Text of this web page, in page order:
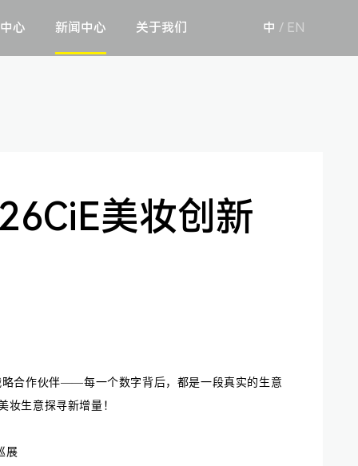
心 新闻中心 关于我们 中 / EN
美妆创新
略合作伙伴——每一个数字背后，都是一段真实的生意
妆生意探寻新增量！
展